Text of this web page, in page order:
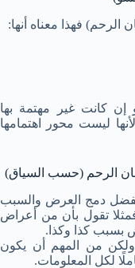
الرحم) فهذا معناه أنها:
إن كانت غير مهتمة بها
ليست محور اهتمامها
دمج العرض والسبب
تقول بأن من أعراض
كذا وكذا.
من المهم أن يكون
لكل المعلومات.